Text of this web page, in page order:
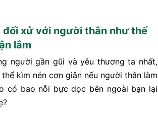
đối xử với người thân như thế
lắm
người gần gũi và yêu thương ta nhất,
kìm nén cơn giận nếu người thân làm
có bao nỗi bực dọc bên ngoài bạn lại